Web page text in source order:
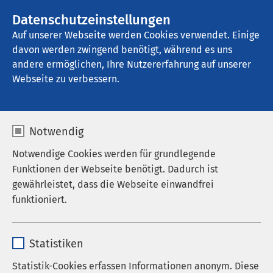
Datenschutzeinstellungen
Auf unserer Webseite werden Cookies verwendet. Einige
davon werden zwingend benötigt, während es uns
andere ermöglichen, Ihre Nutzererfahrung auf unserer
Webseite zu verbessern.
Notwendig
Notwendige Cookies werden für grundlegende
Funktionen der Webseite benötigt. Dadurch ist
gewährleistet, dass die Webseite einwandfrei
funktioniert.
Anbieter sgalinski
Statistiken
Statistik-Cookies erfassen Informationen anonym. Diese
AMEOS Klinikum Bremerhaven
Hüft- und
Knieprothesenimplantat
ion - Was kommt auf Sie
zu?
09.10.2025|